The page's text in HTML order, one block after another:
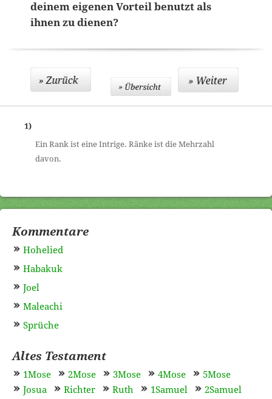
deinem eigenen Vorteil benutzt als
ihnen zu dienen?
1)
Ein Rank ist eine Intrige. Ränke ist die Mehrzahl
davon.
Kommentare
Hohelied
Habakuk
Joel
Maleachi
Sprüche
Altes Testament
1Mose 2Mose 3Mose 4Mose
5Mose
Josua
Richter Ruth 1Samuel 2Samuel